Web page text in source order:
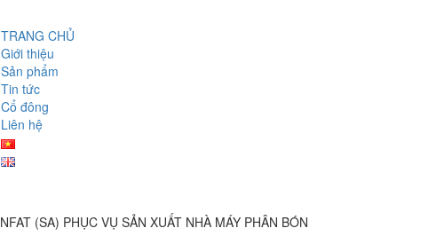
TRANG CHỦ
Giới thiệu
Sản phẩm
Tin tức
Cổ đông
Liên hệ
(SA) PHỤC VỤ SẢN XUẤT NHÀ MÁY PHÂN BÓN